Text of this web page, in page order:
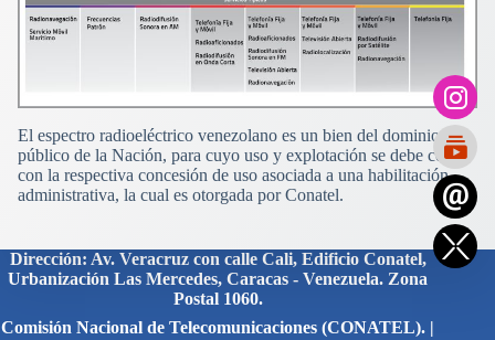
El espectro radioeléctrico venezolano es un bien del dominio
público de la Nación, para cuyo uso y explotación se debe contar
con la respectiva concesión de uso asociada a una habilitación
administrativa, la cual es otorgada por Conatel.
Dirección: Av. Veracruz con calle Cali, Edificio Conatel,
Urbanización Las Mercedes, Caracas - Venezuela. Zona
Postal 1060.
Comisión Nacional de Telecomunicaciones (CONATEL). |